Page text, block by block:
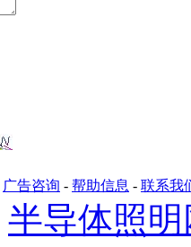
广告咨询 - 帮助信息 - 联系我
半导体照明